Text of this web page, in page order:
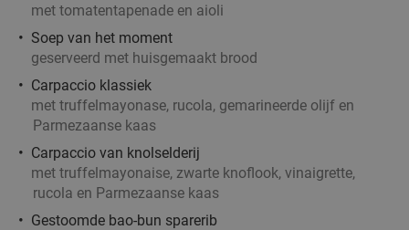
met tomatentapenade en aioli
Soep van het moment
geserveerd met huisgemaakt brood
Carpaccio klassiek
met truffelmayonase, rucola, gemarineerde olijf en
Parmezaanse kaas
Carpaccio van knolselderij
met truffelmayonaise, zwarte knoflook, vinaigrette,
rucola en Parmezaanse kaas
Gestoomde bao-bun sparerib